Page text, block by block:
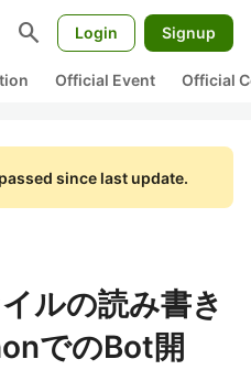
search Login Signup
Official Event Official
since last update.
ルの読み書き
でのBot開